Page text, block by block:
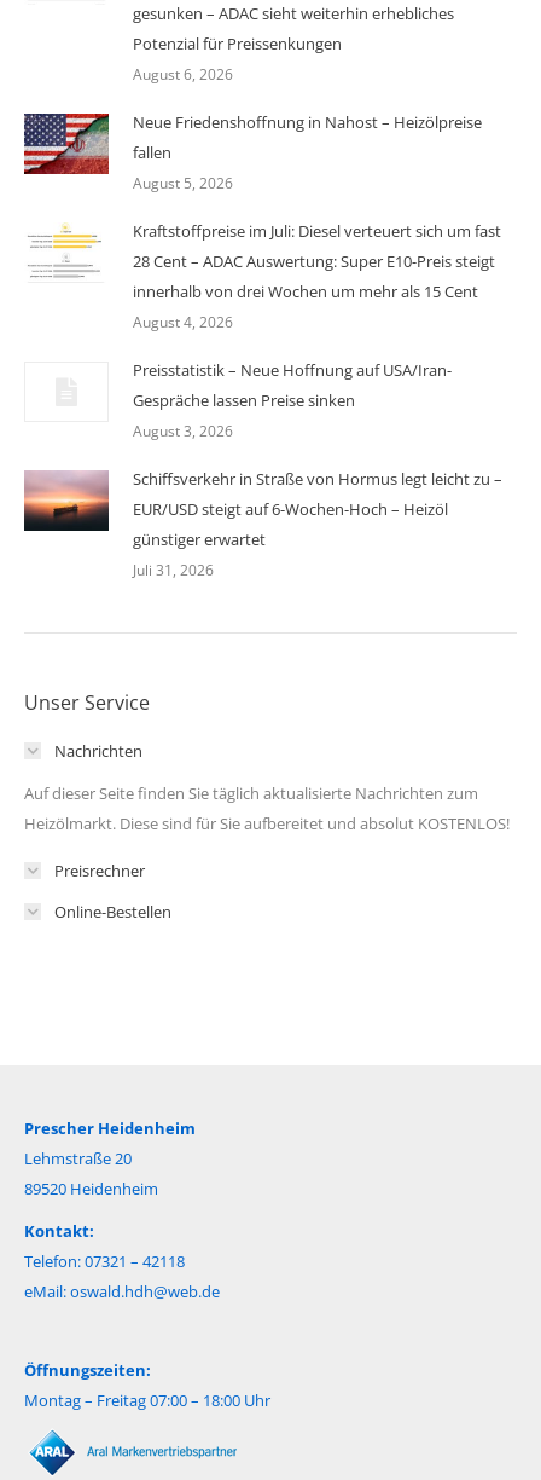
gesunken – ADAC sieht weiterhin erhebliches
Potenzial für Preissenkungen
August 6, 2026
Neue Friedenshoffnung in Nahost – Heizölpreise
fallen
August 5, 2026
Kraftstoffpreise im Juli: Diesel verteuert sich um fast
28 Cent – ADAC Auswertung: Super E10-Preis steigt
innerhalb von drei Wochen um mehr als 15 Cent
August 4, 2026
Preisstatistik – Neue Hoffnung auf USA/Iran-
Gespräche lassen Preise sinken
August 3, 2026
Schiffsverkehr in Straße von Hormus legt leicht zu –
EUR/USD steigt auf 6-Wochen-Hoch – Heizöl
günstiger erwartet
Juli 31, 2026
Unser Service
Nachrichten
Auf dieser Seite finden Sie täglich aktualisierte Nachrichten zum
Heizölmarkt. Diese sind für Sie aufbereitet und absolut KOSTENLOS!
Preisrechner
Online-Bestellen
Prescher Heidenheim
Lehmstraße 20
89520 Heidenheim
Kontakt:
Telefon: 07321 – 42118
eMail:oswald.hdh@web.de
Öffnungszeiten:
Montag – Freitag 07:00 – 18:00 Uhr